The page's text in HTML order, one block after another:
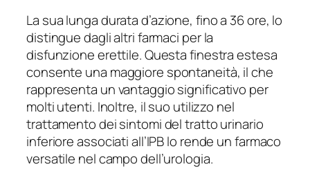
La sua lunga durata d’azione, fino a 36 ore, lo
distingue dagli altri farmaci per la
disfunzione erettile. Questa finestra estesa
consente una maggiore spontaneità, il che
rappresenta un vantaggio significativo per
molti utenti. Inoltre, il suo utilizzo nel
trattamento dei sintomi del tratto urinario
inferiore associati all’IPB lo rende un farmaco
versatile nel campo dell’urologia.